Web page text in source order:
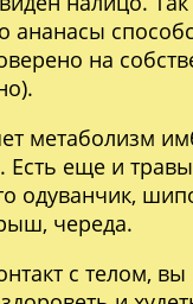
ананасы
на
метаболизм
Есть еще и
одуванчик,
череда.
с телом, вы